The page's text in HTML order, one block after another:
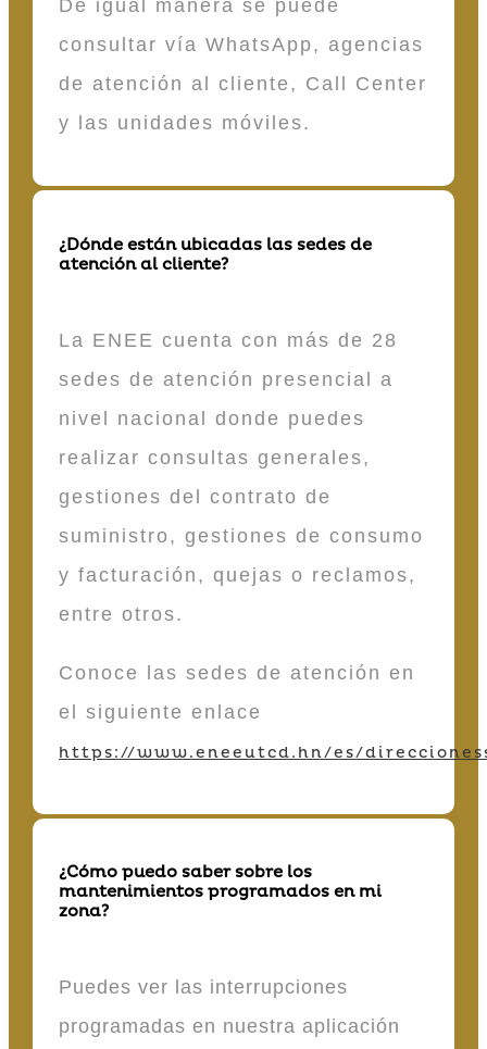
De igual manera se puede
consultar vía WhatsApp, agencias
de atención al cliente, Call Center
y las unidades móviles.
¿Dónde están ubicadas las sedes de
atención al cliente?
La ENEE cuenta con más de 28
sedes de atención presencial a
nivel nacional donde puedes
realizar consultas generales,
gestiones del contrato de
suministro, gestiones de consumo
y facturación, quejas o reclamos,
entre otros.
Conoce las sedes de atención en
el siguiente enlace
https://www.eneeutcd.hn/es/
¿Cómo puedo saber sobre los
mantenimientos programados en mi
zona?
Puedes ver las interrupciones
programadas en nuestra aplicación